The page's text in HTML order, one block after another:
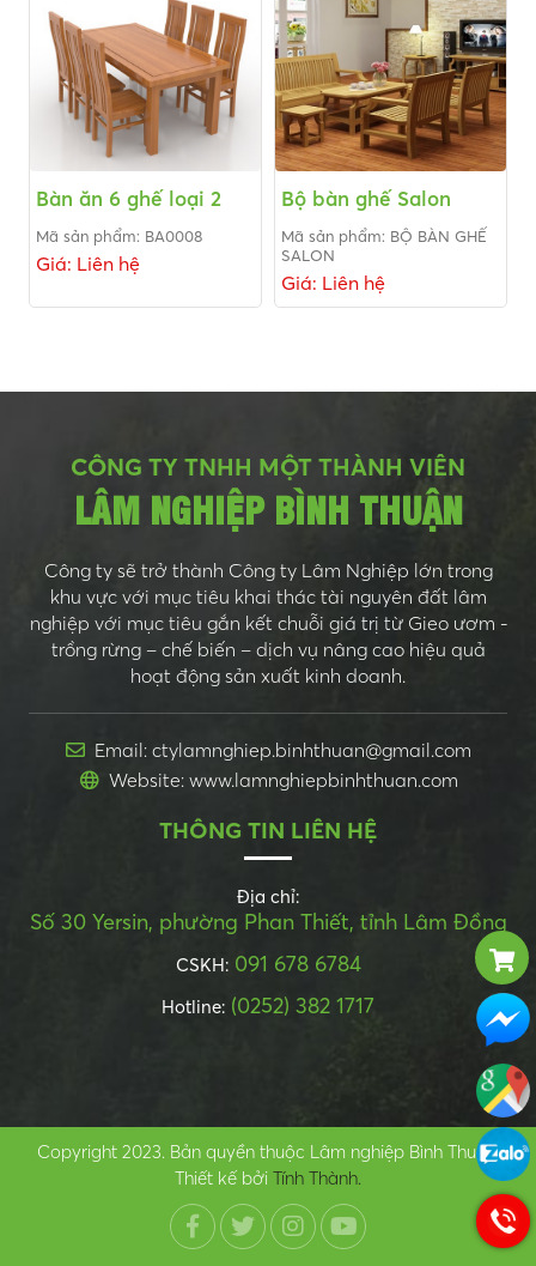
Bàn ăn 6 ghế loại 2
Mã sản phẩm: BA0008
Giá: Liên hệ
Bộ bàn ghế Salon
Mã sản phẩm: BỘ BÀN GHẾ
SALON
Giá: Liên hệ
CÔNG TY TNHH MỘT THÀNH VIÊN
LÂM NGHIỆP BÌNH THUẬN
Công ty sẽ trở thành Công ty Lâm Nghiệp lớn trong
khu vực với mục tiêu khai thác tài nguyên đất lâm
nghiệp với mục tiêu gắn kết chuỗi giá trị từ Gieo ươm -
trồng rừng – chế biến – dịch vụ nâng cao hiệu quả
hoạt động sản xuất kinh doanh.
Email: ctylamnghiep.binhthuan@gmail.com
Website: www.lamnghiepbinhthuan.com
THÔNG TIN LIÊN HỆ
Địa chỉ:
Số 30 Yersin, phường Phan Thiết, tỉnh Lâm Đồng
CSKH: 091 678 6784
Hotline: (0252) 382 1717
Copyright 2023. Bản quyền thuộc Lâm nghiệp Bình Thuận.
Thiết kế bởi Tính Thành.